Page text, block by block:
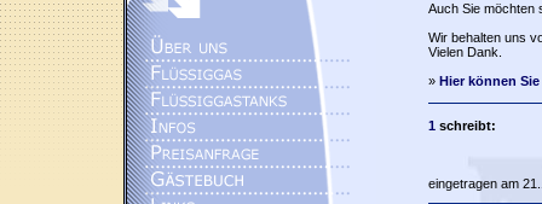
Auch Sie möchten
Wir behalten uns
Vielen Dank.
» Hier können
1schreibt:
eingetragen am